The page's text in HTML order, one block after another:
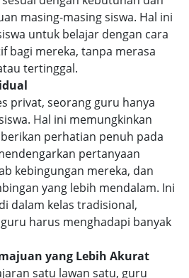
masing-masing siswa. Hal ini
untuk belajar dengan cara
bagi mereka, tanpa merasa
tertinggal.
privat, seorang guru hanya
Hal ini memungkinkan
perhatian penuh pada
pertanyaan
kebingungan mereka, dan
yang lebih mendalam. Ini
dalam kelas tradisional,
harus menghadapi banyak
yang Lebih Akurat
satu lawan satu, guru